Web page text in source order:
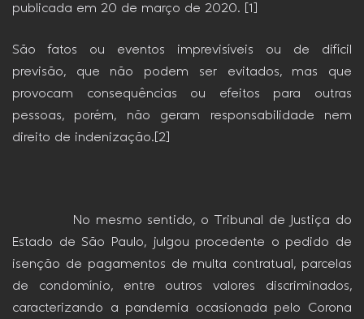
publicada em 20 de março de 2020. [1]
São fatos ou eventos imprevisíveis ou de difícil
previsão, que não podem ser evitados, mas que
provocam consequências ou efeitos para outras
pessoas, porém, não geram responsabilidade nem
direito de indenização.[2]
No mesmo sentido, o Tribunal de Justiça do
Estado de São Paulo, julgou procedente o pedido de
isenção de pagamentos de multa contratual, parcelas
de condomínio, entre outros valores discriminados,
caracterizando a pandemia ocasionada pelo Corona